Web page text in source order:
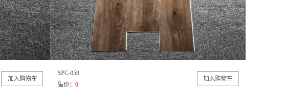
SPC-059
售价： 0